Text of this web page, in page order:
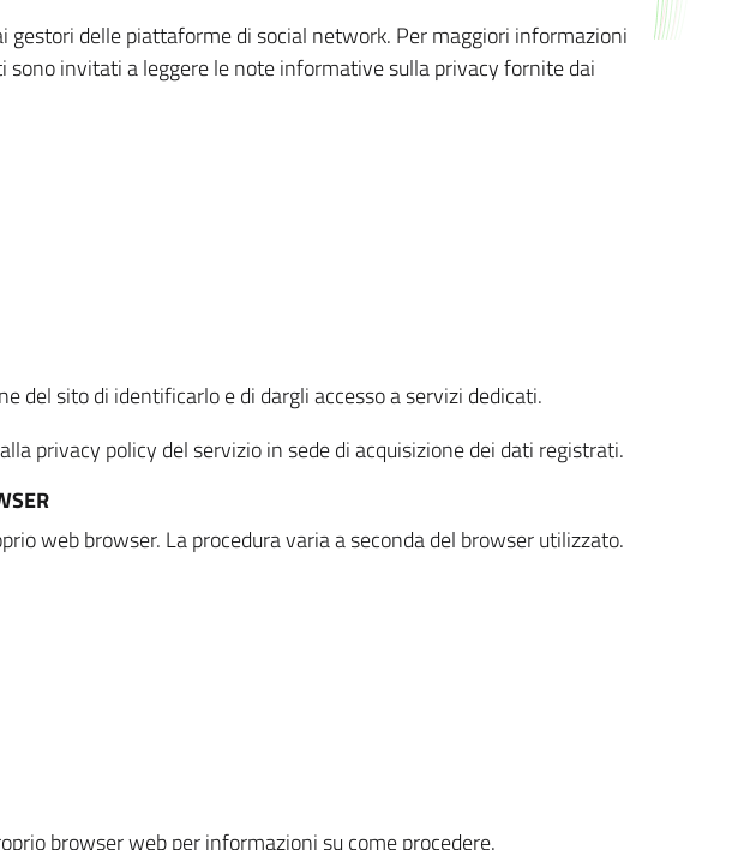
delle piattaforme di social network. Per maggiori informazioni
invitati a leggere le note informative sulla privacy fornite dai
del sito di identificarlo e di dargli accesso a servizi dedicati.
privacy policy del servizio in sede di acquisizione dei dati registrati.
web browser. La procedura varia a seconda del browser utilizzato.
browser web per informazioni su come procedere.